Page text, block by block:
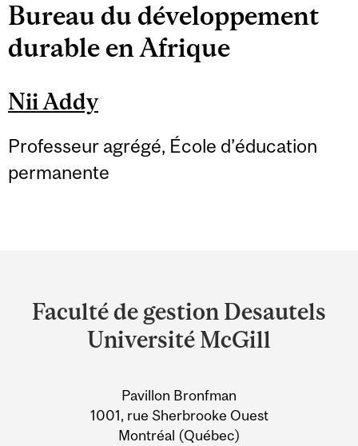
Bureau du développement
durable en Afrique
Nii Addy
Professeur agrégé, École d’éducation
permanente
and
University
Faculté de gestion Desautels
Université McGill
Pavillon Bronfman
1001, rue Sherbrooke Ouest
Montréal (Québec)